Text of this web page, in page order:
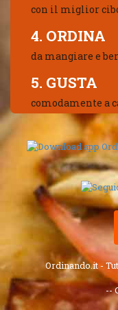
con il miglior
4. ORDINA
da mangiare e
5. GUSTA
comodamente a
Ordinando.it -
--